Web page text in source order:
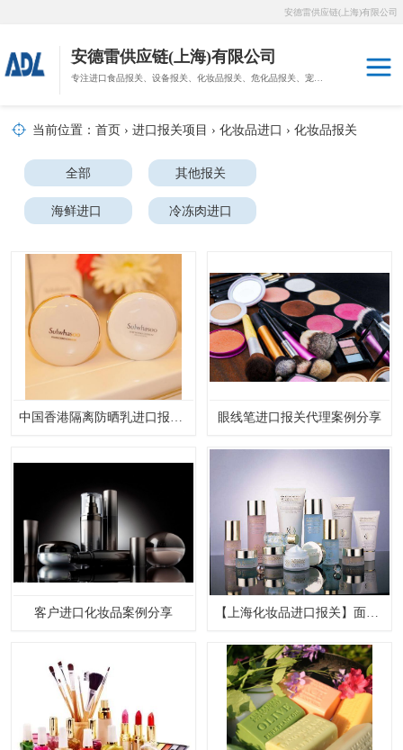
安德雷供应链(上海)有限公司
安德雷供应链(上海)有限公司
当前位置： 首页 › 进口报关项目 › 化妆品进口 › 化妆品报关
全部 其他报关
海鲜进口 冷冻肉进口
危化品进口 化妆品进口
食品进口 设备进口
中国香港隔离防晒乳进口报关代理案例分享 眼线笔进口报关代理案例分享
客户进口化妆品案例分享
其他报关
海鲜进口
冷冻肉进口
进口手续
宠物粮进口
危化品进口
木材报关
药材报关
汽车/游艇报关